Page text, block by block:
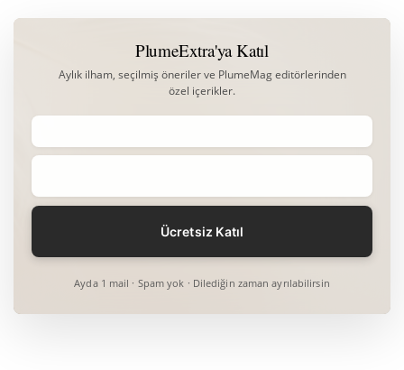
PlumeExtra'ya Katıl
Aylık ilham, seçilmiş öneriler ve PlumeMag editörlerinden
özel içerikler.
Ayda 1 mail · Spam yok · Dilediğin zaman ayrılabilirsin